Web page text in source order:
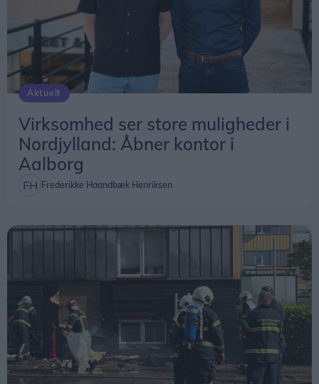
Aktuelt
Virksomhed ser store muligheder i
Nordjylland: Åbner kontor i
Aalborg
Frederikke Haandbæk Henriksen